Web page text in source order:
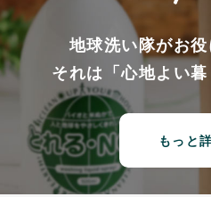
地球洗い隊がお
それは「心地よい
もっと